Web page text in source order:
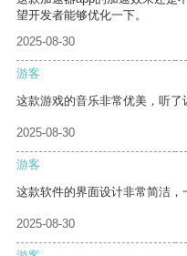
望开发者能够优化一下。
2025-08-30
游客
这款游戏的音乐非常优美，听了
2025-08-30
游客
这款软件的界面设计非常简洁，
2025-08-30